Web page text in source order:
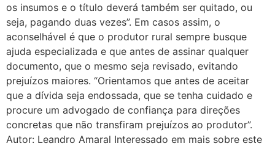
os insumos e o título deverá também ser quitado, ou
seja, pagando duas vezes”. Em casos assim, o
aconselhável é que o produtor rural sempre busque
ajuda especializada e que antes de assinar qualquer
documento, que o mesmo seja revisado, evitando
prejuízos maiores. “Orientamos que antes de aceitar
que a dívida seja endossada, que se tenha cuidado e
procure um advogado de confiança para direções
concretas que não transfiram prejuízos ao produtor”.
Autor: Leandro Amaral Interessado em mais sobre este